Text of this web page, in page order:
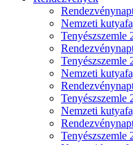
Nemzeti
Tenyészszemle
Tenyészszemle
Nemzeti
Tenyészszemle
Nemzeti
Tenyészszemle